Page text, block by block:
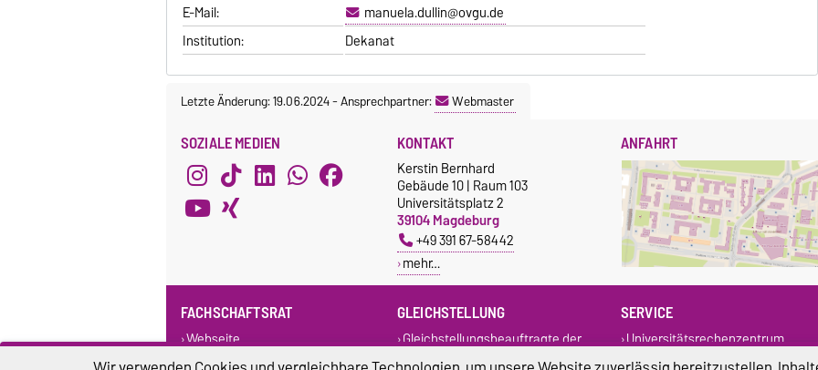
E-Mail:
manuela.dullin@ovgu.de
Institution:
Dekanat
Letzte Änderung: 19.06.2024-Ansprechpartner: Webmaster
SOZIALE MEDIEN KONTAKT
Kerstin Bernhard
Gebäude 10 | Raum 103
Universitätsplatz 2
39104 Magdeburg
+49 391 67-58442
mehr…
ANFAHRT
FACHSCHAFTSRAT
Webseite
Facebook
GLEICHSTELLUNG
Gleichstellungsbeauftragte der
FVST
SERVICE
Universitätsrechenzentrum
Campus Service Center